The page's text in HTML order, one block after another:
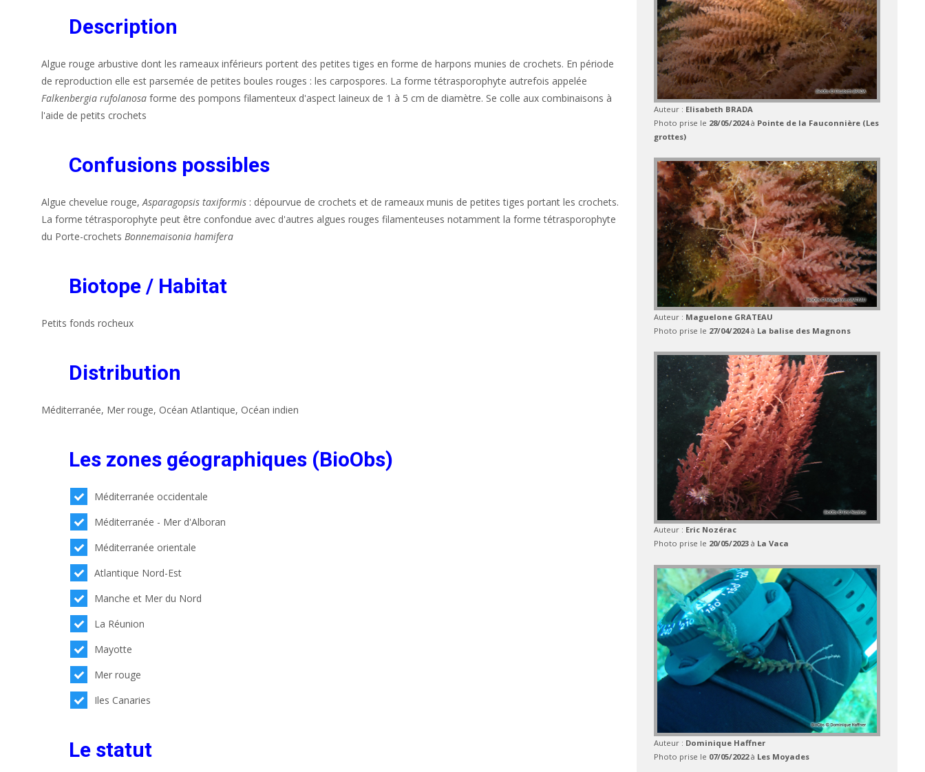
Description
Algue rouge arbustive dont les rameaux inférieurs portent des petites tiges en forme de harpons munies de crochets. En période
de reproduction elle est parsemée de petites boules rouges : les carpospores. La forme tétrasporophyte autrefois appelée
Falkenbergia rufolanosa forme des pompons filamenteux d'aspect laineux de 1 à 5 cm de diamètre. Se colle aux combinaisons à
l'aide de petits crochets
Confusions possibles
Algue chevelue rouge, Asparagopsis taxiformis : dépourvue de crochets et de rameaux munis de petites tiges portant les crochets.
La forme tétrasporophyte peut être confondue avec d'autres algues rouges filamenteuses notamment la forme tétrasporophyte
du Porte-crochets Bonnemaisonia hamifera
Biotope / Habitat
Petits fonds rocheux
Distribution
Méditerranée, Mer rouge, Océan Atlantique, Océan indien
Les zones géographiques (BioObs)
Méditerranée occidentale
Méditerranée - Mer d'Alboran
Méditerranée orientale
Atlantique Nord-Est
Manche et Mer du Nord
La Réunion
Mayotte
Mer rouge
Iles Canaries
Le statut
Auteur : Elisabeth BRADA
Photo prise le 28/05/2024à Pointe de la Fauconnière (Les
grottes)
Auteur : Maguelone GRATEAU
Photo prise le 27/04/2024à La balise des Magnons
Auteur : Eric Nozérac
Photo prise le 20/05/2023à La Vaca
Auteur : Dominique Haffner
Photo prise le 07/05/2022à Les Moyades